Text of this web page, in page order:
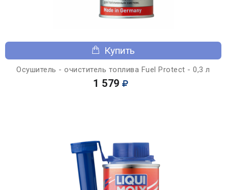
Купить
Осушитель - очиститель топлива Fuel Protect - 0,3 л
1 579